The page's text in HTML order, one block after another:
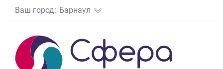
Ваш город: Барнаул